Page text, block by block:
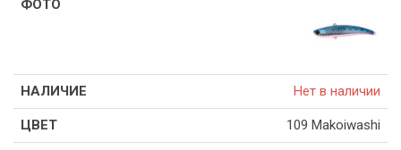
Нет в наличии
109 Makoiwashi